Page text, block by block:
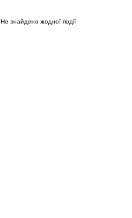
Не знайдено жодної події